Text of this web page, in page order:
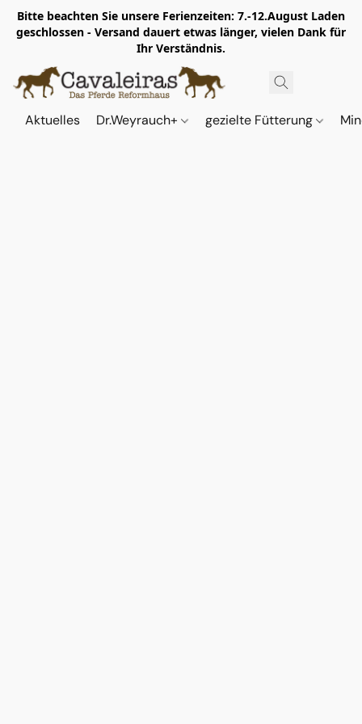
Bitte beachten Sie unsere Ferienzeiten: 7.-12.August Laden
geschlossen - Versand dauert etwas länger, vielen Dank für
Ihr Verständnis.
Aktuelles Dr.Weyrauch+ gezielte Fütterung